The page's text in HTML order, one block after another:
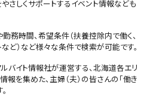
さしくサポートするイベント情報なども
務時間、希望条件（扶養控除内で働く、
ど）など様々な条件で検索が可能です。
バイト情報社が運営する、北海道各エリ
を集めた、主婦（夫）の皆さんの「働き